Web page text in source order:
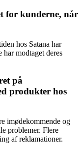
for kunderne, når
hos Satana har
modtaget deres
på
produkter hos
imødekommende og
problemer. Flere
af reklamationer.